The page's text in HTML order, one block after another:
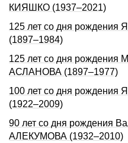
КИЯШКО (1937–2021)
125 лет со дня
(1897–1984)
125 лет со дня рождения
АСЛАНОВА (1897–1977)
100 лет со дня
(1922–2009)
90 лет со дня рождения
АЛЕКУМОВА (1932–2010)